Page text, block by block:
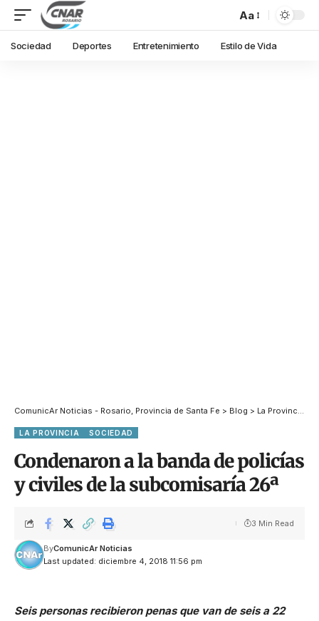
Aa
Sociedad Deportes Entretenimiento Estilo de Vida
ComunicAr Noticias - Rosario, Provincia de Santa Fe > Blog > La Provincia
LA PROVINCIA SOCIEDAD
Condenaron a la banda de policías
y civiles de la subcomisaría 26ª
Last updated: diciembre 4, 2018 11:56 pm
ByComunicAr Noticias
3 Min Read
Seis personas recibieron penas que van de seis a 22